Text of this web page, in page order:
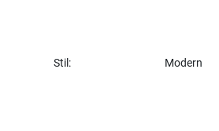
Stil: Modern